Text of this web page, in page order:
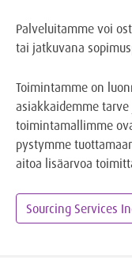
Palveluitamme voi
tai jatkuvana
Toimintamme on
asiakkaidemme
toimintamallimme
pystymme
aitoa lisäarvoa
Sourcing Services